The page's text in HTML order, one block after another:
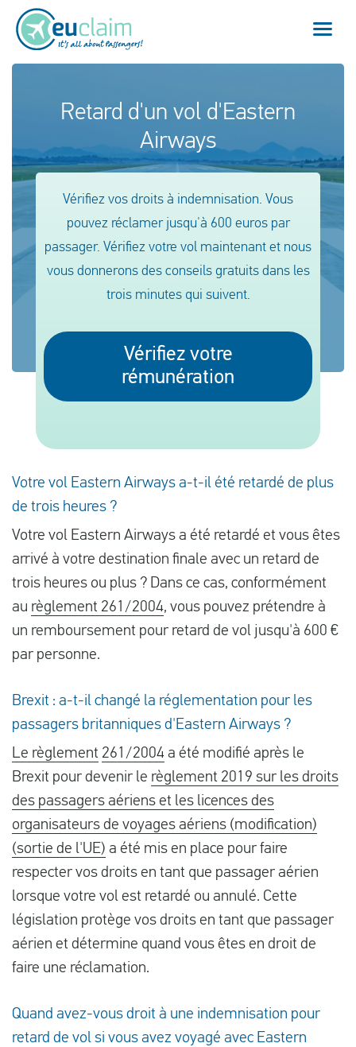
Contrôler la compensation
A propos de nous
Contact
Vol annulé
Connexion manquée
Refus d'embarquement
Notre service
Se connecter
Retard d'un vol d'Eastern
Airways
Vérifiez vos droits à indemnisation. Vous
pouvez réclamer jusqu'à 600 euros par
passager. Vérifiez votre vol maintenant et nous
vous donnerons des conseils gratuits dans les
trois minutes qui suivent.
Vérifiez votre
rémunération
Votre vol Eastern Airways a-t-il été retardé de plus
de trois heures ?
Votre vol Eastern Airways a été retardé et vous êtes
arrivé à votre destination finale avec un retard de
trois heures ou plus ? Dans ce cas, conformément
au règlement 261/2004, vous pouvez prétendre à
un remboursement pour retard de vol jusqu'à 600 €
par personne.
Brexit : a-t-il changé la réglementation pour les
passagers britanniques d'Eastern Airways ?
Le règlement 261/2004 a été modifié après le
Brexit pour devenir le règlement 2019 sur les droits
des passagers aériens et les licences des
organisateurs de voyages aériens (modification)
(sortie de l'UE) a été mis en place pour faire
respecter vos droits en tant que passager aérien
lorsque votre vol est retardé ou annulé. Cette
législation protège vos droits en tant que passager
aérien et détermine quand vous êtes en droit de
faire une réclamation.
Quand avez-vous droit à une indemnisation pour
retard de vol si vous avez voyagé avec Eastern